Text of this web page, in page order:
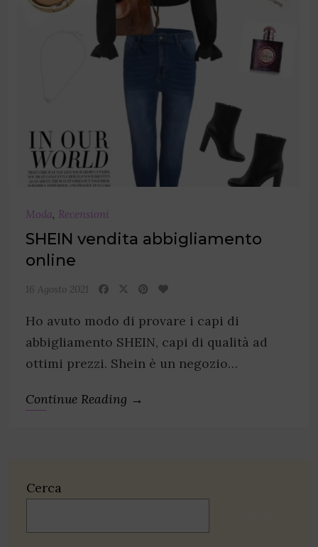
Moda, Recensioni
SHEIN vendita abbigliamento
online
16 Agosto 2021
Ho avuto modo di provare i capi di
abbigliamento SHEIN, capi di qualità ad
ottimi prezzi. Shein è un negozio…
Continue Reading →
Cerca